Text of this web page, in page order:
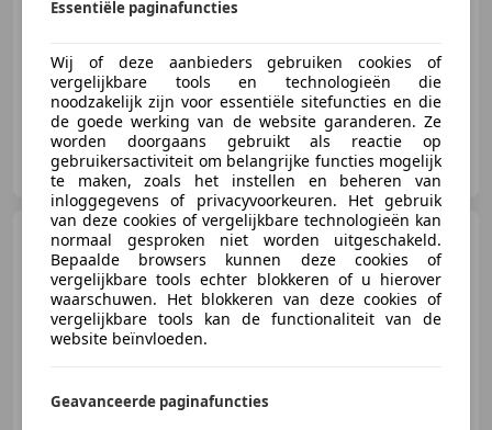
Voordeligeautos.nl
NL-1607 MV HEM
Dodge Caliber1.8 SXT
|Airco |Nieuwe apk |NAP
Essentiële paginafuncties
Wij of deze aanbieders gebruiken cookies of
vergelijkbare tools en technologieën die
noodzakelijk zijn voor essentiële sitefuncties en die
de goede werking van de website garanderen. Ze
worden doorgaans gebruikt als reactie op
gebruikersactiviteit om belangrijke functies mogelijk
te maken, zoals het instellen en beheren van
inloggegevens of privacyvoorkeuren. Het gebruik
van deze cookies of vergelijkbare technologieën kan
normaal gesproken niet worden uitgeschakeld.
Bepaalde browsers kunnen deze cookies of
vergelijkbare tools echter blokkeren of u hierover
waarschuwen. Het blokkeren van deze cookies of
vergelijkbare tools kan de functionaliteit van de
website beïnvloeden.
Geavanceerde paginafuncties